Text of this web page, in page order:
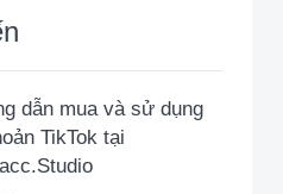
dẫn mua và sử dụng
TikTok tại